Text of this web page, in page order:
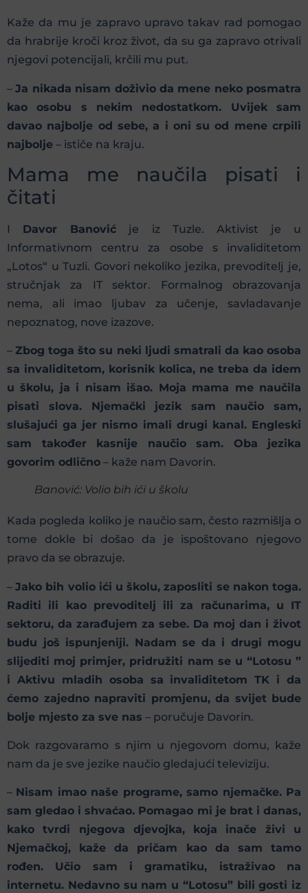
Kaže da mu je zapravo upravo takav rad pomogao
da hrabrije kroči kroz život, da su ga zapravo otrivali
njegovi potencijali, krčili mu put.
–Ja nikada nisam doživio da mene neko posmatra
kao osobu s nekim nedostatkom. Uvijek sam
davao najbolje od sebe, a i oni su od mene crpili
najbolje – ističe na kraju.
Mama me naučila pisati i
čitati
I Davor Banović je iz Tuzle. Aktivist je u
Informativnom centru za osobe s invaliditetom
„Lotos“ u Tuzli. Govori nekoliko jezika, prevoditelj je,
stručnjak za IT sektor. Formalnog obrazovanja
nema, ali imao ljubav za učenje, savladavanje
nepoznatog, nove izazove.
–Zbog toga što su neki ljudi smatrali da kao osoba
sa invaliditetom, korisnik kolica, ne treba da idem
u školu, ja i nisam išao. Moja mama me naučila
pisati slova. Njemački jezik sam naučio sam,
slušajući ga jer nismo imali drugi kanal. Engleski
sam također kasnije naučio sam. Oba jezika
govorim odlično – kaže nam Davorin.
Banović: Volio bih ići u školu
Kada pogleda koliko je naučio sam, često razmišlja o
tome dokle bi došao da je ispoštovano njegovo
pravo da se obrazuje.
–Jako bih volio ići u školu, zaposliti se nakon toga.
Raditi ili kao prevoditelj ili za računarima, u IT
sektoru, da zarađujem za sebe. Da moj dan i život
budu još ispunjeniji. Nadam se da i drugi mogu
slijediti moj primjer, pridružiti nam se u “Lotosu ”
i Aktivu mladih osoba sa invaliditetom TK i da
ćemo zajedno napraviti promjenu, da svijet bude
bolje mjesto za sve nas – poručuje Davorin.
Dok razgovaramo s njim u njegovom domu, kaže
nam da je sve jezike naučio gledajući televiziju.
– Nisam imao naše programe, samo njemačke. Pa
sam gledao i shvaćao. Pomagao mi je brat i danas,
kako tvrdi njegova djevojka, koja inače živi u
Njemačkoj, kaže da pričam kao da sam tamo
rođen. Učio sam i gramatiku, istraživao na
internetu. Nedavno su nam u “Lotosu” bili gosti iz